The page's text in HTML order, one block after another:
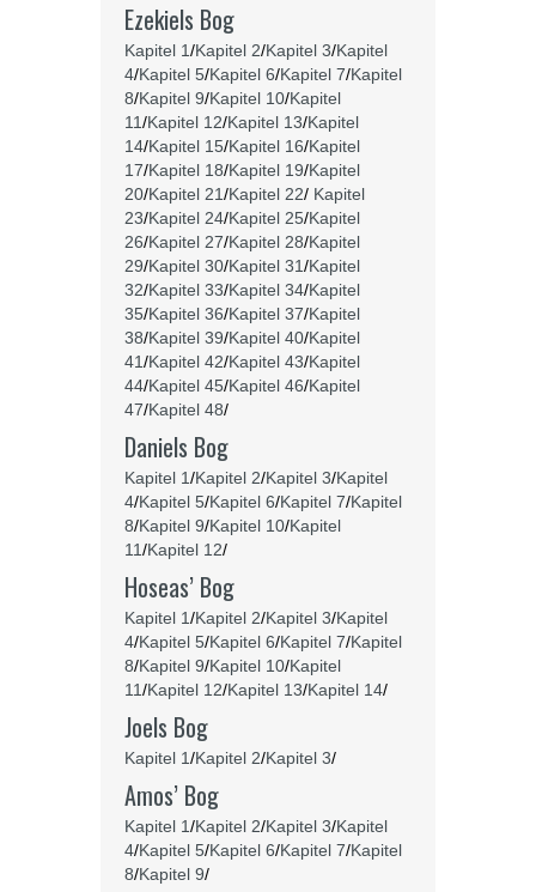
Ezekiels Bog
Kapitel 1/Kapitel 2/Kapitel 3/Kapitel
4/Kapitel 5/Kapitel 6/Kapitel 7/Kapitel
8/Kapitel 9/Kapitel 10/Kapitel
11/Kapitel 12/Kapitel 13/Kapitel
14/Kapitel 15/Kapitel 16/Kapitel
17/Kapitel 18/Kapitel 19/Kapitel
20/Kapitel 21/Kapitel 22/ Kapitel
23/Kapitel 24/Kapitel 25/Kapitel
26/Kapitel 27/Kapitel 28/Kapitel
29/Kapitel 30/Kapitel 31/Kapitel
32/Kapitel 33/Kapitel 34/Kapitel
35/Kapitel 36/Kapitel 37/Kapitel
38/Kapitel 39/Kapitel 40/Kapitel
41/Kapitel 42/Kapitel 43/Kapitel
44/Kapitel 45/Kapitel 46/Kapitel
47/Kapitel 48/
Daniels Bog
Kapitel 1/Kapitel 2/Kapitel 3/Kapitel
4/Kapitel 5/Kapitel 6/Kapitel 7/Kapitel
8/Kapitel 9/Kapitel 10/Kapitel
11/Kapitel 12/
Hoseas’ Bog
Kapitel 1/Kapitel 2/Kapitel 3/Kapitel
4/Kapitel 5/Kapitel 6/Kapitel 7/Kapitel
8/Kapitel 9/Kapitel 10/Kapitel
11/Kapitel 12/Kapitel 13/Kapitel 14/
Joels Bog
Kapitel 1/Kapitel 2/Kapitel 3/
Amos’ Bog
Kapitel 1/Kapitel 2/Kapitel 3/Kapitel
4/Kapitel 5/Kapitel 6/Kapitel 7/Kapitel
8/Kapitel 9/